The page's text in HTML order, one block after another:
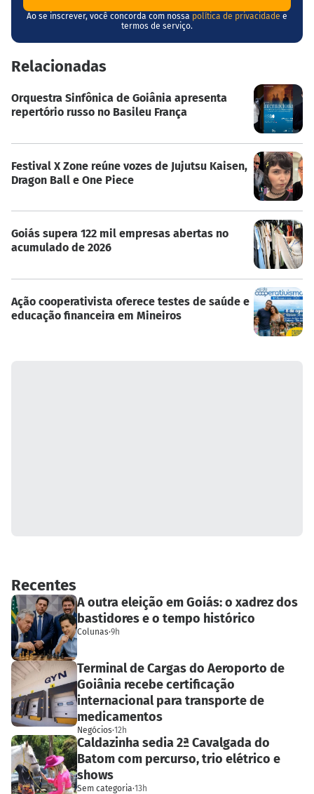
Ao se inscrever, você concorda com nossa política de privacidade e
termos de serviço.
Relacionadas
Orquestra Sinfônica de Goiânia apresenta
repertório russo no Basileu França
Festival X Zone reúne vozes de Jujutsu Kaisen,
Dragon Ball e One Piece
Goiás supera 122 mil empresas abertas no
acumulado de 2026
Ação cooperativista oferece testes de saúde e
educação financeira em Mineiros
Recentes
A outra eleição em Goiás: o xadrez dos
bastidores e o tempo histórico
Colunas·9h
Terminal de Cargas do Aeroporto de
Goiânia recebe certificação
internacional para transporte de
medicamentos
Negócios·12h
Caldazinha sedia 2ª Cavalgada do
Batom com percurso, trio elétrico e
shows
Sem categoria·13h